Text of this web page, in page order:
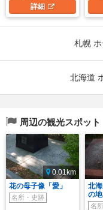
詳細
札幌
北海道
周辺の観光スポット
0.01km
花の母子像「愛」
名所・史跡
北
の地
名